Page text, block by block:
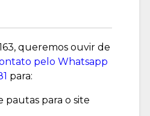
queremos ouvir de
pelo Whatsapp
para:
pautas para o site